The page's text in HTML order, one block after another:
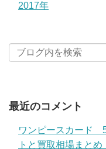
2017年
最近のコメント
ワンピースカード
トと買取相場まと